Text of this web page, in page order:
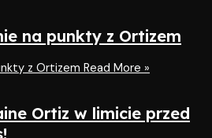
na punkty z Ortizem
z Ortizem Read More »
Ortiz w limicie przed